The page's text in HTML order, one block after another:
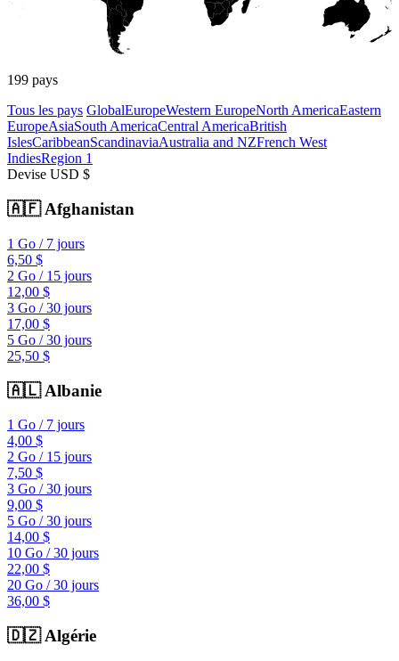
199 pays
Tous les pays GlobalEuropeWestern EuropeNorth AmericaEastern
EuropeAsiaSouth AmericaCentral AmericaBritish
IslesCaribbeanScandinaviaAustralia and NZFrench West
IndiesRegion 1
Devise USD $
🇦🇫Afghanistan
1 Go /7 jours
6,50 $
2 Go /15 jours
12,00 $
3 Go /30 jours
17,00 $
5 Go /30 jours
25,50 $
🇦🇱Albanie
1 Go /7 jours
4,00 $
2 Go /15 jours
7,50 $
3 Go /30 jours
9,00 $
5 Go /30 jours
14,00 $
10 Go /30 jours
22,00 $
20 Go /30 jours
36,00 $
🇩🇿Algérie